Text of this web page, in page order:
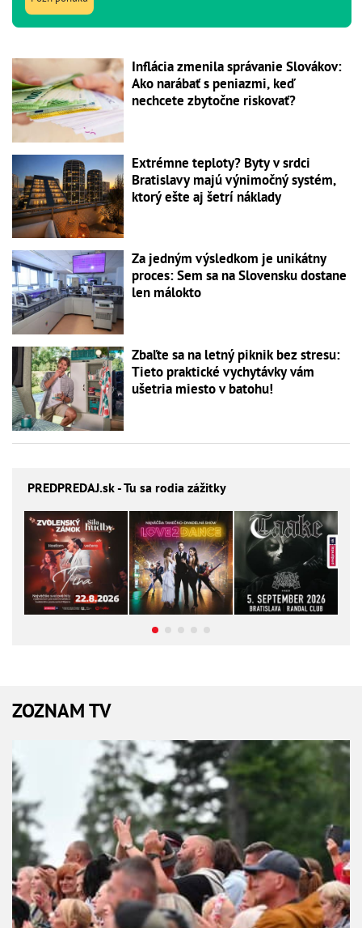
Inflácia zmenila správanie Slovákov:
Ako narábať s peniazmi, keď
nechcete zbytočne riskovať?
Extrémne teploty? Byty v srdci
Bratislavy majú výnimočný systém,
ktorý ešte aj šetrí náklady
Za jedným výsledkom je unikátny
proces: Sem sa na Slovensku dostane
len málokto
Zbaľte sa na letný piknik bez stresu:
Tieto praktické vychytávky vám
ušetria miesto v batohu!
PREDPREDAJ.sk - Tu sa rodia zážitky
ZOZNAM TV